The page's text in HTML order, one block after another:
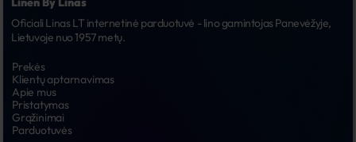
Oficiali Linas LT internetinė parduotuvė - lino gamintojas Panevėžyje,
Lietuvoje nuo 1957 metų.
Prekės
Klientų aptarnavimas
Apie mus
Pristatymas
Grąžinimai
Parduotuvės